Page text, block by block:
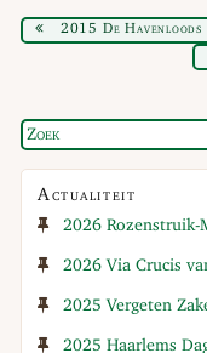
2015 De Havenloods
Actualiteit
2026 Rozenstruik-
2026 Via Crucis
2025 Vergeten
2025 Haarlems